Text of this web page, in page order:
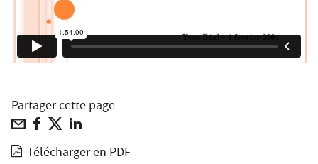
Partager cette page
Télécharger en PDF